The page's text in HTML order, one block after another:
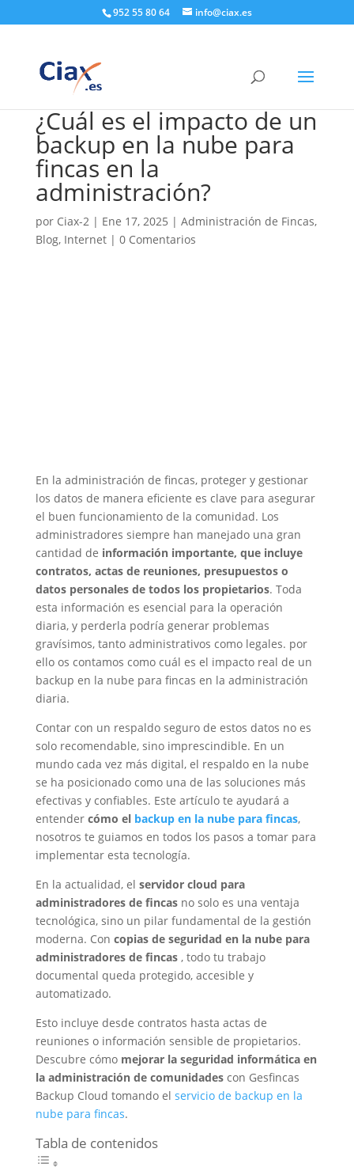
952 55 80 64 info@ciax.es
¿Cuál es el impacto de un
backup en la nube para
fincas en la
administración?
por Ciax-2| Ene 17, 2025 | Administración de Fincas,
Blog, Internet| 0 Comentarios
En la administración de fincas, proteger y gestionar
los datos de manera eficiente es clave para asegurar
el buen funcionamiento de la comunidad. Los
administradores siempre han manejado una gran
cantidad de información importante, que incluye
contratos, actas de reuniones, presupuestos o
datos personales de todos los propietarios. Toda
esta información es esencial para la operación
diaria, y perderla podría generar problemas
gravísimos, tanto administrativos como legales. por
ello os contamos como cuál es el impacto real de un
backup en la nube para fincas en la administración
diaria.
Contar con un respaldo seguro de estos datos no es
solo recomendable, sino imprescindible. En un
mundo cada vez más digital, el respaldo en la nube
se ha posicionado como una de las soluciones más
efectivas y confiables. Este artículo te ayudará a
entender cómo el backup en la nube para fincas,
nosotros te guiamos en todos los pasos a tomar para
implementar esta tecnología.
En la actualidad, el servidor cloud para
administradores de fincas no solo es una ventaja
tecnológica, sino un pilar fundamental de la gestión
moderna. Con copias de seguridad en la nube para
administradores de fincas , todo tu trabajo
documental queda protegido, accesible y
automatizado.
Esto incluye desde contratos hasta actas de
reuniones o información sensible de propietarios.
Descubre cómo mejorar la seguridad informática en
la administración de comunidades con Gesfincas
Backup Cloud tomando el servicio de backup en la
nube para fincas.
Tabla de contenidos